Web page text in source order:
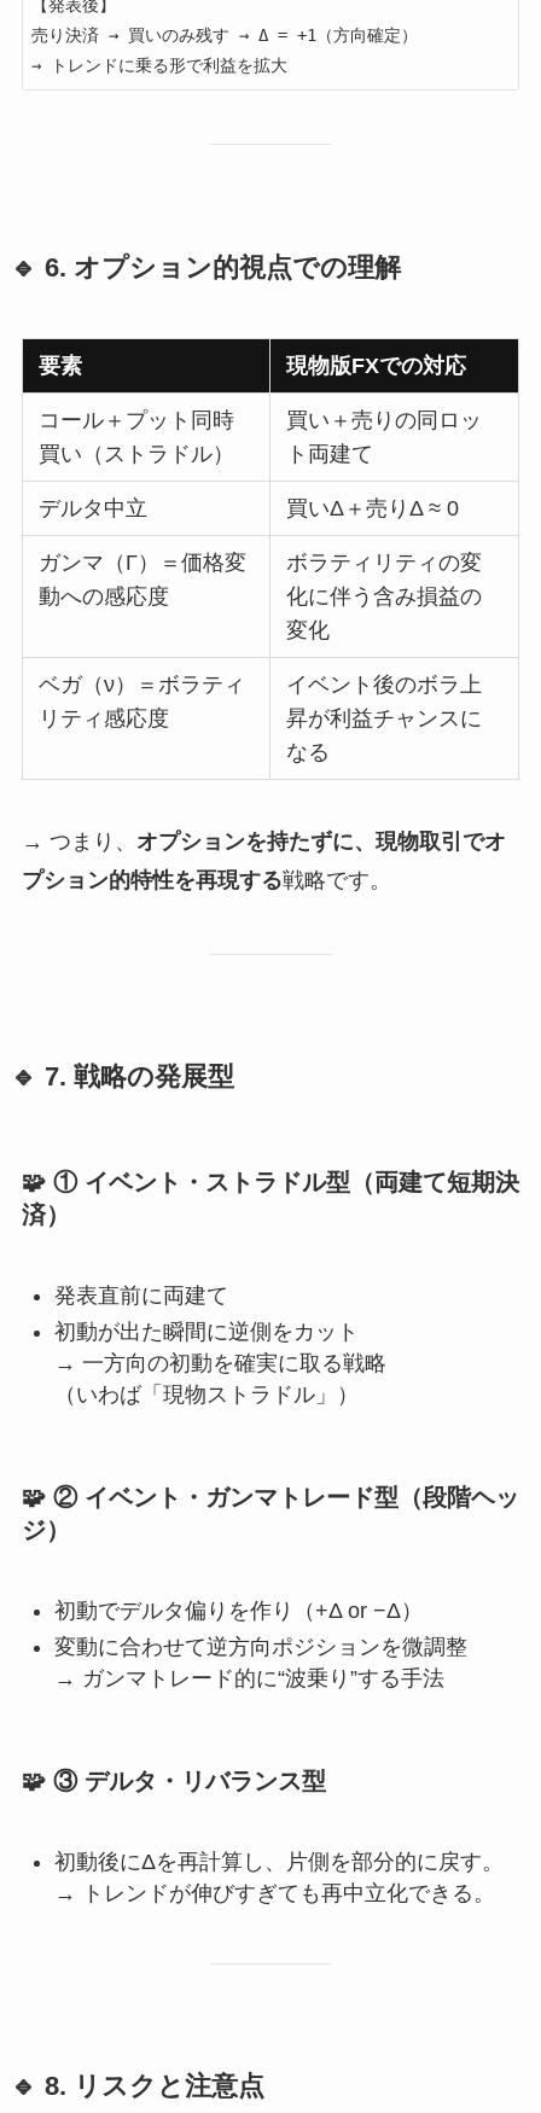
【発表後】
売り決済 → 買いのみ残す → Δ = +1（方向確定）
→ トレンドに乗る形で利益を拡大
🔹 6. オプション的視点での理解
要素 現物版FXでの対応
コール＋プット同時
買い（ストラドル）
買い＋売りの同ロッ
ト両建て
デルタ中立 買いΔ＋売りΔ ≈ 0
ガンマ（Γ）＝価格変
動への感応度
ボラティリティの変
化に伴う含み損益の
変化
ベガ（ν）＝ボラティ
リティ感応度
イベント後のボラ上
昇が利益チャンスに
なる
→ つまり、 オプションを持たずに、現物取引でオ
プション的特性を再現する戦略です。
🔹 7. 戦略の発展型
🧩 ① イベント・ストラドル型（両建て短期決
済）
発表直前に両建て
初動が出た瞬間に逆側をカット
→ 一方向の初動を確実に取る戦略
（いわば「現物ストラドル」）
🧩 ② イベント・ガンマトレード型（段階ヘッ
ジ）
初動でデルタ偏りを作り（+Δ or −Δ）
変動に合わせて逆方向ポジションを微調整
→ ガンマトレード的に“波乗り”する手法
🧩 ③ デルタ・リバランス型
初動後にΔを再計算し、片側を部分的に戻す。
→ トレンドが伸びすぎても再中立化できる。
🔹 8. リスクと注意点